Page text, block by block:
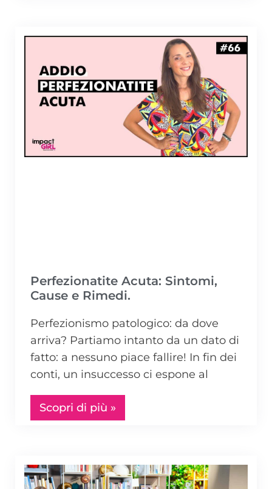
Perfezionatite Acuta: Sintomi,
Cause e Rimedi.
Perfezionismo patologico: da dove
arriva? Partiamo intanto da un dato di
fatto: a nessuno piace fallire! In fin dei
conti, un insuccesso ci espone al
Scopri di più »